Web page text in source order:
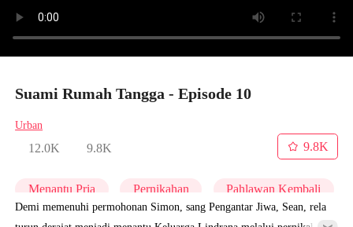
Suami Rumah Tangga - Episode 10
Urban
12.0K 9.8K
9.8K
Menantu Pria Pernikahan Pahlawan Kembali
Demi memenuhi permohonan Simon, sang Pengantar Jiwa, Sean, rela